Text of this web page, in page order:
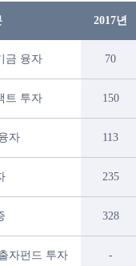
2017년
금 융자 70
트 투자 150
자 113
235
328
자펀드 투자 -